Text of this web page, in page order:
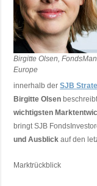
Birgitte Olsen,
Europe
innerhalb derSJB
Birgitte Olsen
wichtigsten
bringt SJB
und Ausblick auf den
Marktrückblick